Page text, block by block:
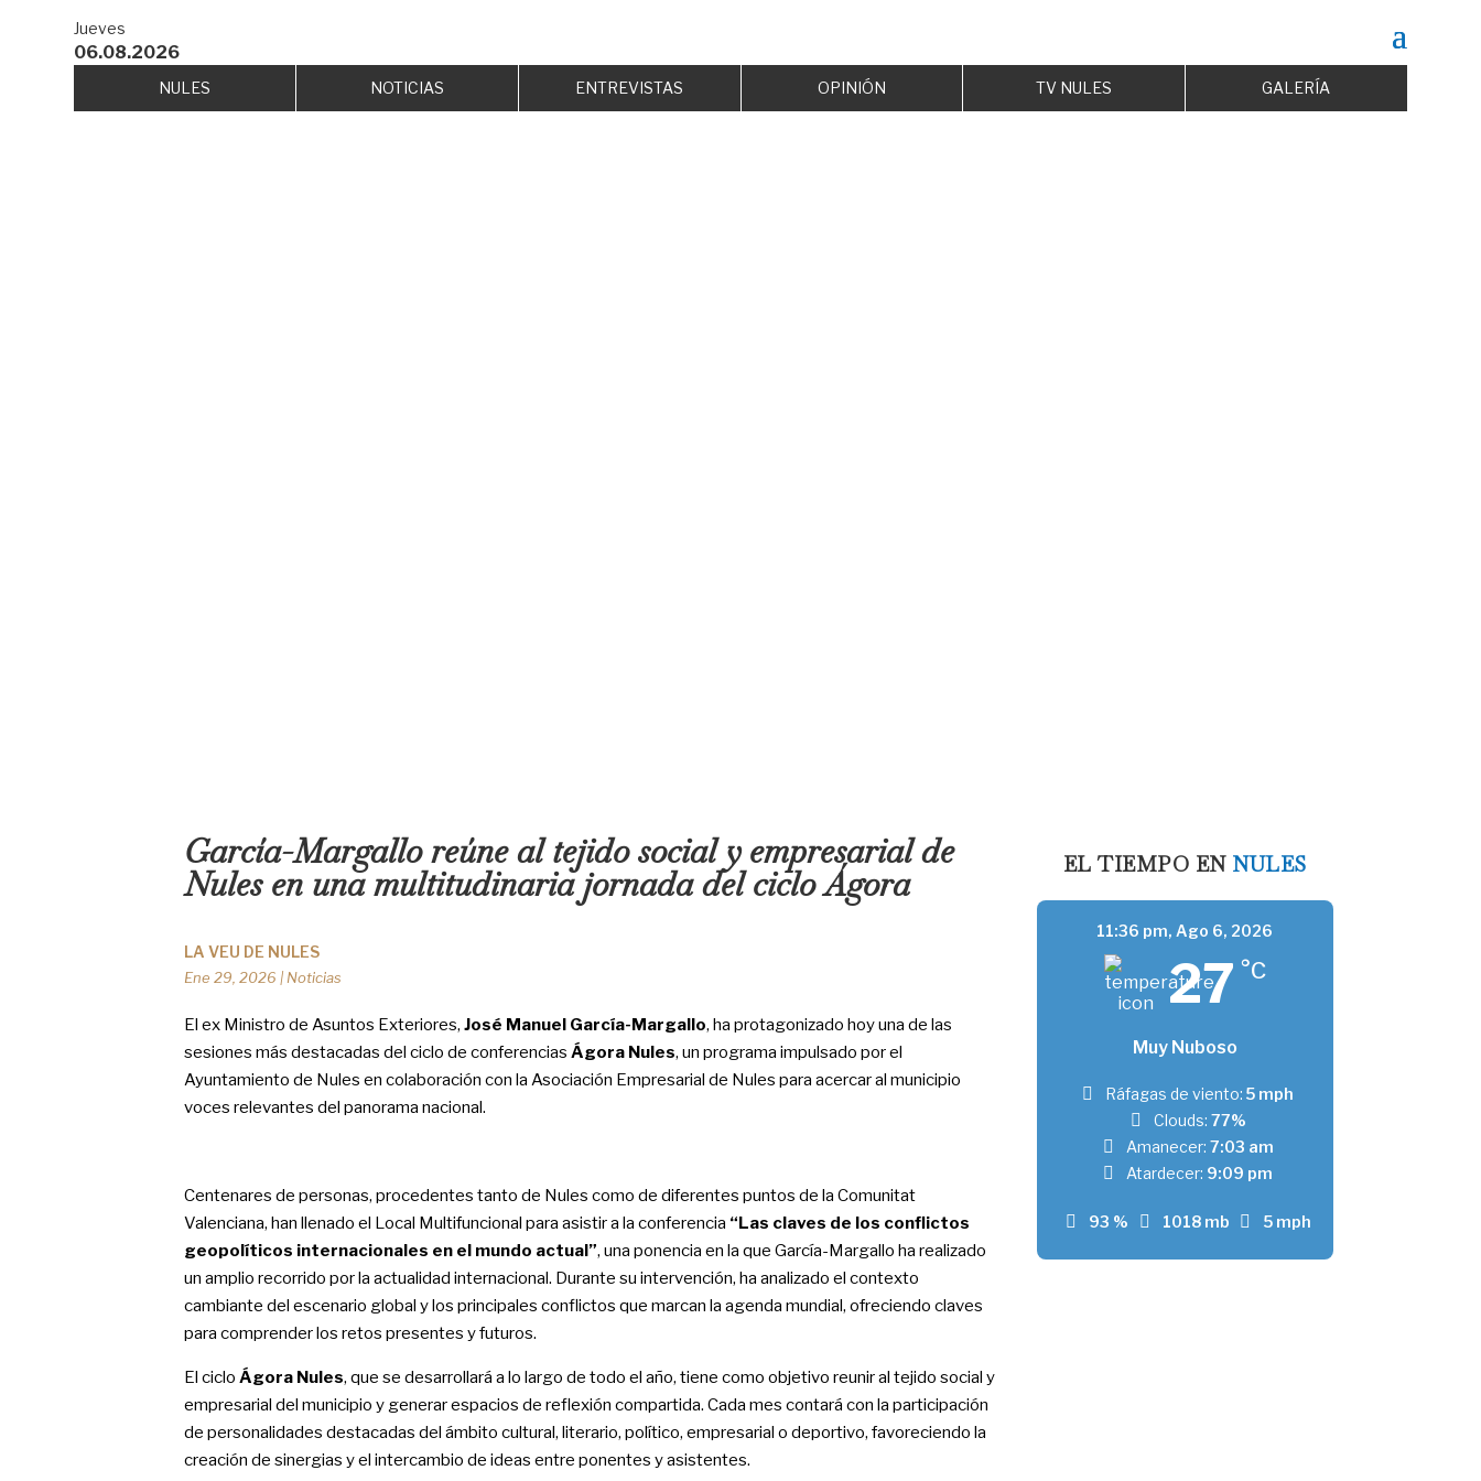
Jueves
06.08.2026
NULES NOTICIAS ENTREVISTAS OPINIÓN TV NULES GALERÍA
García-Margallo reúne al tejido social y empresarial de
Nules en una multitudinaria jornada del ciclo Ágora
LA VEU DE NULES
Ene 29, 2026 | Noticias
El ex Ministro de Asuntos Exteriores, José Manuel García-Margallo, ha protagonizado hoy una de las
sesiones más destacadas del ciclo de conferencias Ágora Nules, un programa impulsado por el
Ayuntamiento de Nules en colaboración con la Asociación Empresarial de Nules para acercar al municipio
voces relevantes del panorama nacional.
Centenares de personas, procedentes tanto de Nules como de diferentes puntos de la Comunitat
Valenciana, han llenado el Local Multifuncional para asistir a la conferencia “Las claves de los conflictos
geopolíticos internacionales en el mundo actual”, una ponencia en la que García-Margallo ha realizado
un amplio recorrido por la actualidad internacional. Durante su intervención, ha analizado el contexto
cambiante del escenario global y los principales conflictos que marcan la agenda mundial, ofreciendo claves
para comprender los retos presentes y futuros.
El ciclo Ágora Nules, que se desarrollará a lo largo de todo el año, tiene como objetivo reunir al tejido social y
empresarial del municipio y generar espacios de reflexión compartida. Cada mes contará con la participación
de personalidades destacadas del ámbito cultural, literario, político, empresarial o deportivo, favoreciendo la
creación de sinergias y el intercambio de ideas entre ponentes y asistentes.
EL TIEMPO EN NULES
11:36 pm, Ago 6, 2026
27 °C
Muy Nuboso
93 % 1018 mb 5 mph
Ráfagas de viento: 5 mph
Clouds: 77%
Amanecer: 7:03 am
Atardecer: 9:09 pm